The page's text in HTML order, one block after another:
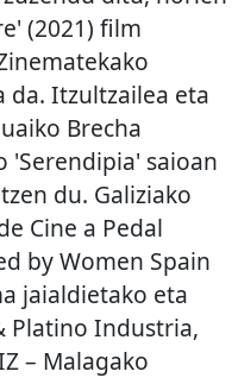
(2021) film
da. Itzultzailea eta
Brecha
'Serendipia' saioan
du. Galiziako
Cine a Pedal
by Women Spain
jaialdietako eta
Platino Industria,
– Malagako